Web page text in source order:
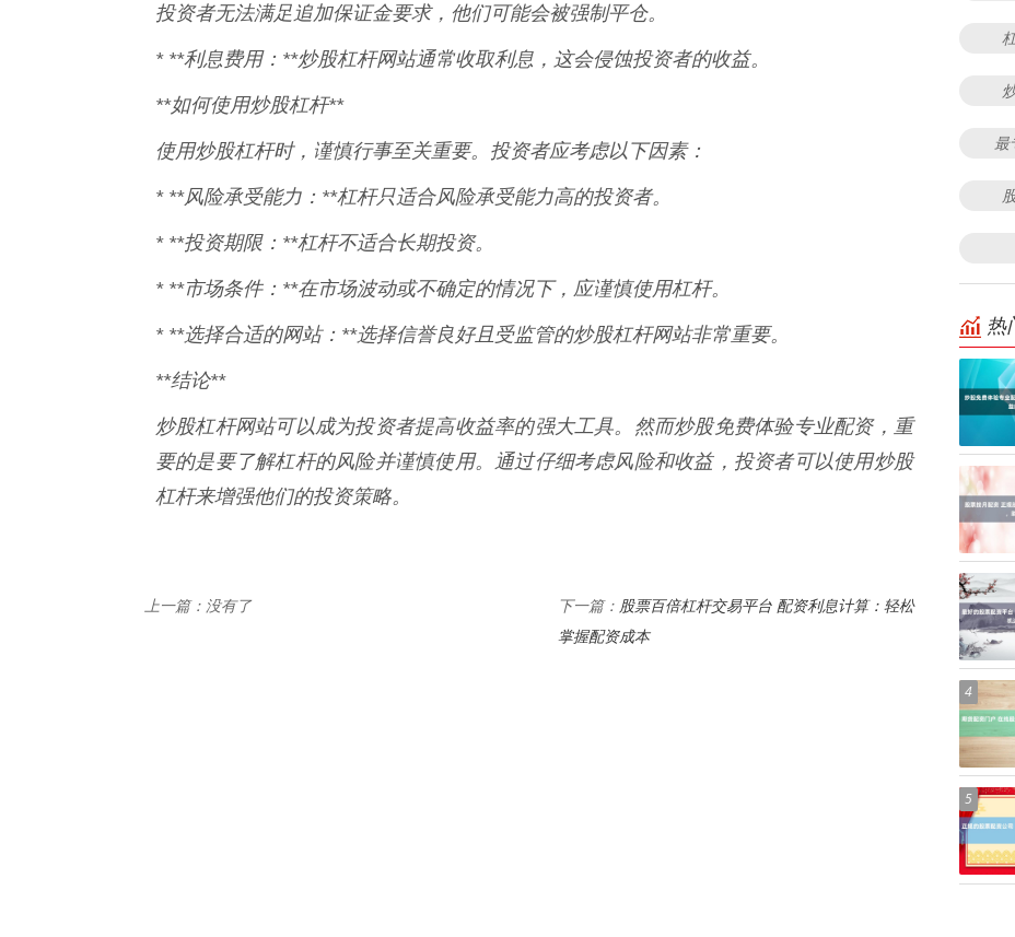
投资者无法满足追加保证金要求，他们可能会被强制平仓。
* **利息费用：**炒股杠杆网站通常收取利息，这会侵蚀投资者的收益。
**如何使用炒股杠杆**
使用炒股杠杆时，谨慎行事至关重要。投资者应考虑以下因素：
* **风险承受能力：**杠杆只适合风险承受能力高的投资者。
* **投资期限：**杠杆不适合长期投资。
* **市场条件：**在市场波动或不确定的情况下，应谨慎使用杠杆。
* **选择合适的网站：**选择信誉良好且受监管的炒股杠杆网站非常重要。
**结论**
炒股杠杆网站可以成为投资者提高收益率的强大工具。然而炒股免费体验专业配资，重
要的是要了解杠杆的风险并谨慎使用。通过仔细考虑风险和收益，投资者可以使用炒股
杠杆来增强他们的投资策略。
上一篇：没有了 下一篇： 股票百倍杠杆交易平台 配资利息计算：轻松
掌握配资成本
最
热
4
5